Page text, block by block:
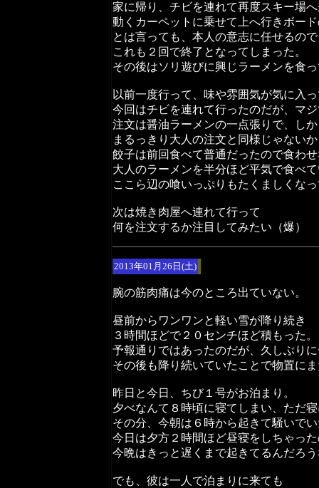
家に帰り、チビを連れて再度スキー場
動くカーペットに乗せて上へ行きボー
とは言っても、本人の意志に任せるので
これも２回で終了となってしまった。
その後はソリ遊びに興じラーメンを食
以前一度行って、味や雰囲気が気に入
今回はチビを連れて行ったのだが、マ
注文は醤油ラーメンの一点張りで、し
まるっきり大人の注文と同様じゃない
餃子は前回食べて普通だったので食わ
大人のラーメンを半分ほど平気で食べ
ここら辺の喰いっぷりもたくましくな
次は焼き肉屋へ連れて行って
何を注文するか注目してみたい（爆）
2013年01月26日(土)
腕の筋肉痛は今のところ出ていない。
昼前からワンワンと軽い雪が降り続き
３時間ほどで２０センチほど積もった。
予報通りではあったのだが、久しぶり
その後も降り続いていたことで物置に
昨日と今日、ちび１号がお泊まり。
夕べなんて８時頃に寝てしまい、ただ
その分、今朝は６時から起きて騒いで
今日は夕方２時間ほど昼寝をしちゃっ
今晩はきっと遅くまで起きてるんだろ
でも、彼は一人で泊まりに来ても